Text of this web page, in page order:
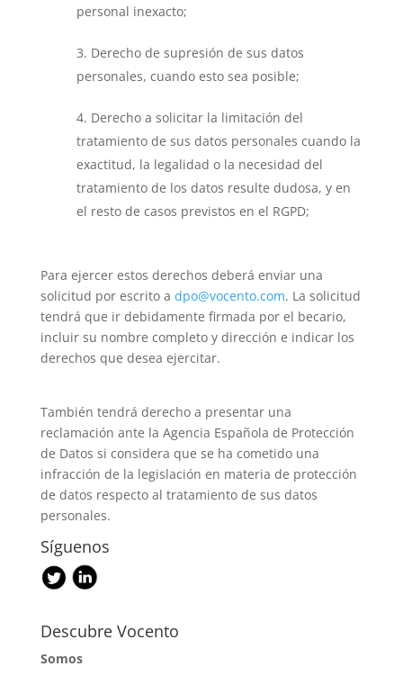
personal inexacto;
3. Derecho de supresión de sus datos
personales, cuando esto sea posible;
4. Derecho a solicitar la limitación del
tratamiento de sus datos personales cuando la
exactitud, la legalidad o la necesidad del
tratamiento de los datos resulte dudosa, y en
el resto de casos previstos en el RGPD;
Para ejercer estos derechos deberá enviar una
solicitud por escrito a dpo@vocento.com. La solicitud
tendrá que ir debidamente firmada por el becario,
incluir su nombre completo y dirección e indicar los
derechos que desea ejercitar.
También tendrá derecho a presentar una
reclamación ante la Agencia Española de Protección
de Datos si considera que se ha cometido una
infracción de la legislación en materia de protección
de datos respecto al tratamiento de sus datos
personales.
Síguenos
Descubre Vocento
Somos